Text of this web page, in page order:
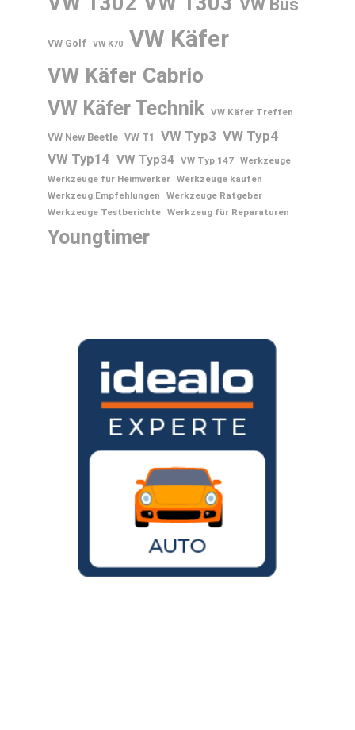
VW Bus
VW Golf VW K70 VW Käfer
VW Käfer Cabrio
VW Käfer Technik VW Käfer Treffen
VW New Beetle VW T1 VW Typ3 VW Typ4
VW Typ14 VW Typ34 VW Typ 147 Werkzeuge
Werkzeuge für Heimwerker Werkzeuge kaufen
Werkzeug Empfehlungen
Werkzeuge Ratgeber
Werkzeuge Testberichte Werkzeug für Reparaturen
Youngtimer